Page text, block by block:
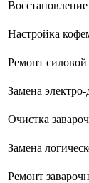
Настройка
Ремонт
Замена
Очистка
Замена
Ремонт